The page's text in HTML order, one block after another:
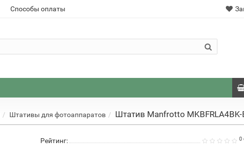
Способы оплаты
Штативы для фотоаппаратов Штатив Manfrotto MKBFRLA4BK-
Рейтинг: 0